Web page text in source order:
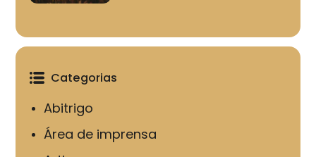
Categorias
Abitrigo
Área de imprensa